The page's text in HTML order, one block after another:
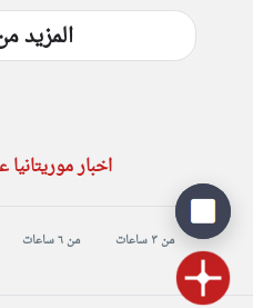
المزيد
اخبار
من ٣ ساعات من ٦ ساعات